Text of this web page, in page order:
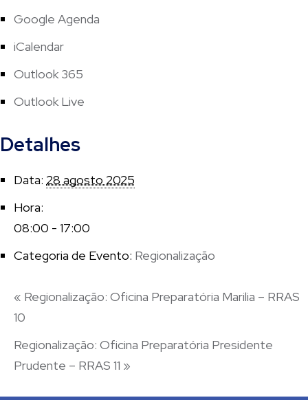
Google Agenda
iCalendar
Outlook 365
Outlook Live
Detalhes
Data: 28 agosto 2025
Hora:
08:00 - 17:00
Categoria de Evento: Regionalização
« Regionalização: Oficina Preparatória Marilia – RRAS
10
Regionalização: Oficina Preparatória Presidente
Prudente – RRAS 11 »